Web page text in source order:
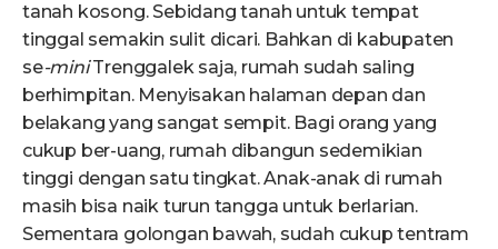
tanah kosong. Sebidang tanah untuk tempat
tinggal semakin sulit dicari. Bahkan di kabupaten
se-miniTrenggalek saja, rumah sudah saling
berhimpitan. Menyisakan halaman depan dan
belakang yang sangat sempit. Bagi orang yang
cukup ber-uang, rumah dibangun sedemikian
tinggi dengan satu tingkat. Anak-anak di rumah
masih bisa naik turun tangga untuk berlarian.
Sementara golongan bawah, sudah cukup tentram